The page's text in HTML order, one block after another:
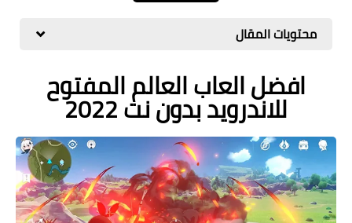
الربح من الانترنت
ذكاء اصطناعي
محتويات المقال
افضل العاب العالم المفتوح
للاندرويد بدون نت 2022